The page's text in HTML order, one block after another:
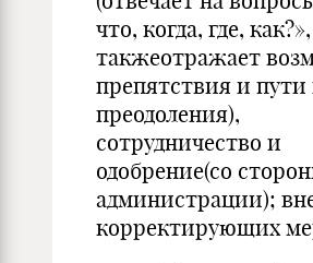
что, когда, где,
такжеотражает
препятствия и пути
преодоления),
сотрудничество и
одобрение(со
администрации);
корректирующих